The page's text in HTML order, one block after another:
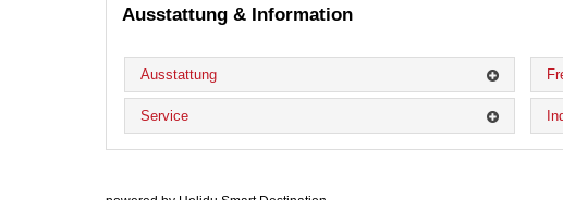
Ausstattung & Information
Ausstattung
Service